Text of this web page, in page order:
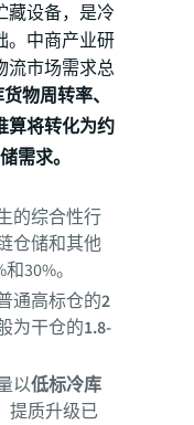
藏设备，是冷
。中商产业研
流市场需求总
物周转率、
算将转化为约
需求。
的综合性行
仓储和其他
30%。
通高标仓的2
为干仓的1.8-
以低标冷库
提质升级已